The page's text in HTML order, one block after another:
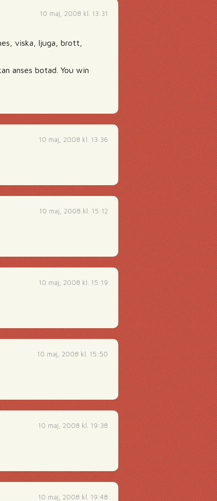
10 maj, 2008 kl. 13:31
viska, ljuga, brott,
anses botad. You win
10 maj, 2008 kl. 13:36
10 maj, 2008 kl. 15:12
10 maj, 2008 kl. 15:19
10 maj, 2008 kl. 15:50
10 maj, 2008 kl. 19:38
10 maj, 2008 kl. 19:48